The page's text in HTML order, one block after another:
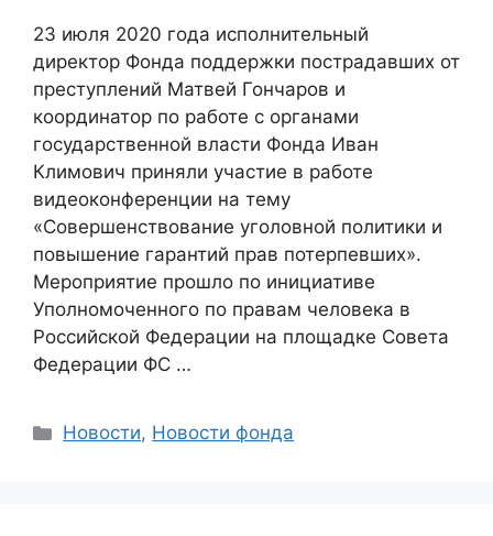
23 июля 2020 года исполнительный
директор Фонда поддержки пострадавших от
преступлений Матвей Гончаров и
координатор по работе с органами
государственной власти Фонда Иван
Климович приняли участие в работе
видеоконференции на тему
«Совершенствование уголовной политики и
повышение гарантий прав потерпевших».
Мероприятие прошло по инициативе
Уполномоченного по правам человека в
Российской Федерации на площадке Совета
Федерации ФС …
Categories
Новости, Новости фонда